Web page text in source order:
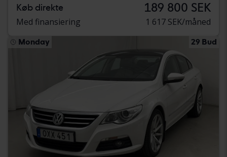
Køb direkte 189 800 SEK
Med finansiering 1 617 SEK/måned
Monday 29 Bud